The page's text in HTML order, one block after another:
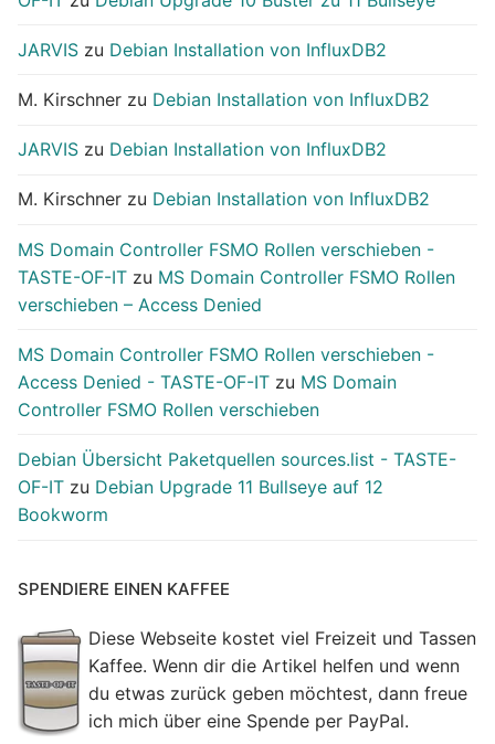
JARVIS zu Debian Installation von InfluxDB2
M. Kirschner zu Debian Installation von InfluxDB2
JARVIS zu Debian Installation von InfluxDB2
M. Kirschner zu Debian Installation von InfluxDB2
MS Domain Controller FSMO Rollen verschieben -
TASTE-OF-IT zu MS Domain Controller FSMO Rollen
verschieben – Access Denied
MS Domain Controller FSMO Rollen verschieben -
Access Denied - TASTE-OF-IT zu MS Domain
Controller FSMO Rollen verschieben
Debian Übersicht Paketquellen sources.list - TASTE-
OF-IT zu Debian Upgrade 11 Bullseye auf 12
Bookworm
SPENDIERE EINEN KAFFEE
Diese Webseite kostet viel Freizeit und Tassen
Kaffee. Wenn dir die Artikel helfen und wenn
du etwas zurück geben möchtest, dann freue
ich mich über eine Spende per PayPal.